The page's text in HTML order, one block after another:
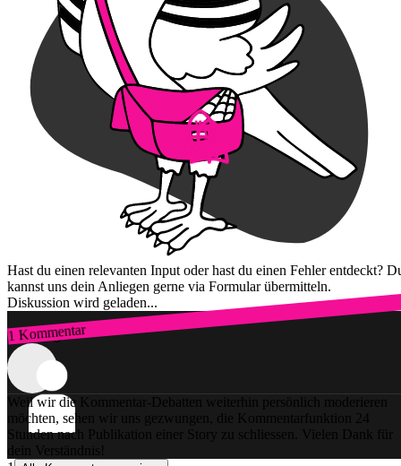
Hast du einen relevanten Input oder hast du einen Fehler entdeckt?
kannst uns dein Anliegen gerne via Formular übermitteln.
Diskussion wird geladen...
1 Kommentar
Zum Login
Weil wir die Kommentar-Debatten weiterhin persönlich moderieren
möchten, sehen wir uns gezwungen, die Kommentarfunktion 24
Stunden nach Publikation einer Story zu schliessen. Vielen Dank für
dein Verständnis!